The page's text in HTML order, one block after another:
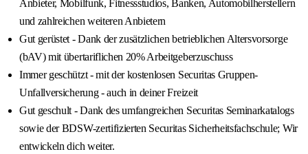
Anbieter, Mobilfunk, Fitnessstudios, Banken, Automobilherstellern
und zahlreichen weiteren Anbietern
Gut gerüstet - Dank der zusätzlichen betrieblichen Altersvorsorge
(bAV) mit übertariflichen 20% Arbeitgeberzuschuss
Immer geschützt - mit der kostenlosen Securitas Gruppen-
Unfallversicherung - auch in deiner Freizeit
Gut geschult - Dank des umfangreichen Securitas Seminarkatalogs
sowie der BDSW-zertifizierten Securitas Sicherheitsfachschule; Wir
entwickeln dich weiter.